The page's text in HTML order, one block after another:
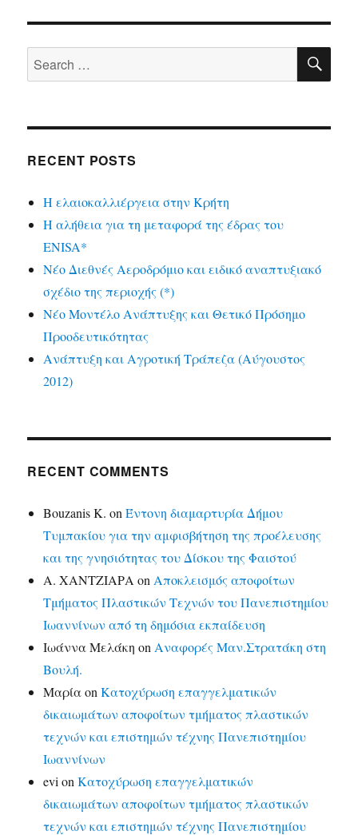
Search
for:
RECENT POSTS
Η ελαιοκαλλιέργεια στην Κρήτη
Η αλήθεια για τη μεταφορά της έδρας του
ENISA*
Νέο Διεθνές Αεροδρόμιο και ειδικό αναπτυξιακό
σχέδιο της περιοχής (*)
Νέο Μοντέλο Ανάπτυξης και Θετικό Πρόσημο
Προοδευτικότητας
Ανάπτυξη και Αγροτική Τράπεζα (Αύγουστος
2012)
RECENT COMMENTS
Bouzanis K. onΈντονη διαμαρτυρία Δήμου
Τυμπακίου για την αμφισβήτηση της προέλευσης
και της γνησιότητας του Δίσκου της Φαιστού
Α. ΧΑΝΤΖΙΑΡΑ on Αποκλεισμός αποφοίτων
Τμήματος Πλαστικών Τεχνών του Πανεπιστημίου
Ιωαννίνων από τη δημόσια εκπαίδευση
Ιωάννα Μελάκη on Αναφορές Μαν.Στρατάκη στη
Βουλή.
ΜαρίαonΚατοχύρωση επαγγελματικών
δικαιωμάτων αποφοίτων τμήματος πλαστικών
τεχνών και επιστημών τέχνης Πανεπιστημίου
Ιωαννίνων
evi onΚατοχύρωση επαγγελματικών
δικαιωμάτων αποφοίτων τμήματος πλαστικών
τεχνών και επιστημών τέχνης Πανεπιστημίου